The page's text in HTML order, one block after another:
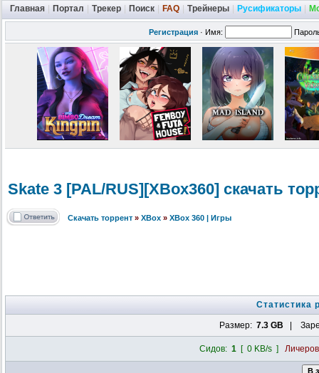
Главная Портал Трекер Поиск FAQ Трейнеры Русификаторы
Регистрация · Имя:
Skate 3 [PAL/RUS][XBox360] скачать
Скачать торрент » XBox » XBox 360 | Игры
Статистика
Размер: 7.3 GB |
Сидов: 1 [ 0 KB/s ]